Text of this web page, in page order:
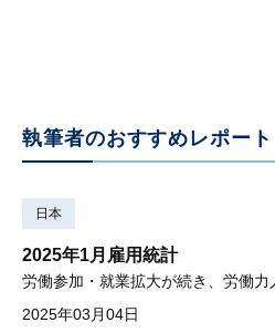
執筆者のおすすめレポート
日本
2025年1月雇用統計
2025年03月04日